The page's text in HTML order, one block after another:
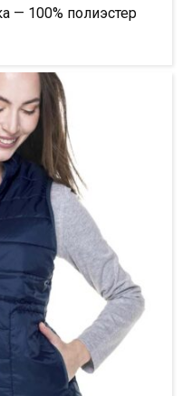
— 100% полиэстер